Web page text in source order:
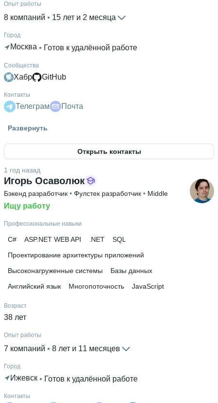
Опыт работы
8 компаний 15 лет и 2 месяца
Город
Москва • Готов к удалённой работе
Сообщества
Хабр GitHub
Контакты
Телеграм Почта
Развернуть
Открыть контакты
Игорь Осаволюк
1 год назад
Бэкенд разработчик • Фулстек разработчик • Middle
Ищу работу
Профессиональные навыки
C# ASP.NET WEB API .NET
SQL
Проектирование архитектуры приложений
Высоконагруженные системы
Базы данных
Английский язык
Многопоточность JavaScript
Возраст
38 лет
Опыт работы
7 компаний 8 лет и 11 месяцев
Город
Ижевск • Готов к удалённой работе
Контакты